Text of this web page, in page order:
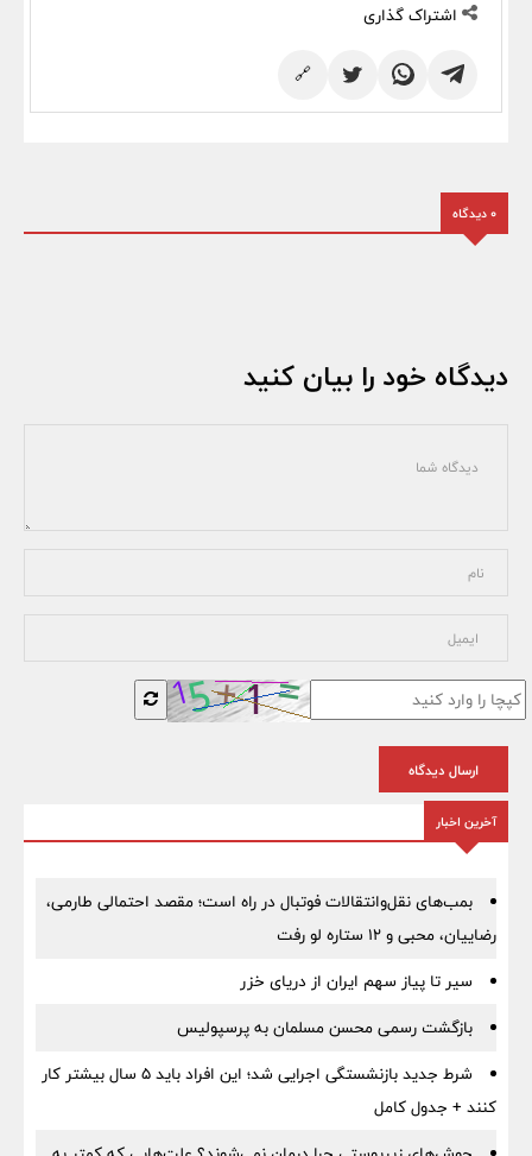
اشتراک گذاری
🔗
0 دیدگاه
دیدگاه خود را بیان کنید
ارسال دیدگاه
آخرین اخبار
بمب‌های نقل‌وانتقالات فوتبال در راه است؛ مقصد احتمالی طارمی،
رضاییان، محبی و ۱۲ ستاره لو رفت
سیر تا پیاز سهم ایران از دریای خزر
بازگشت رسمی محسن مسلمان به پرسپولیس
شرط جدید بازنشستگی اجرایی شد؛ این افراد باید ۵ سال بیشتر کار
کنند + جدول کامل